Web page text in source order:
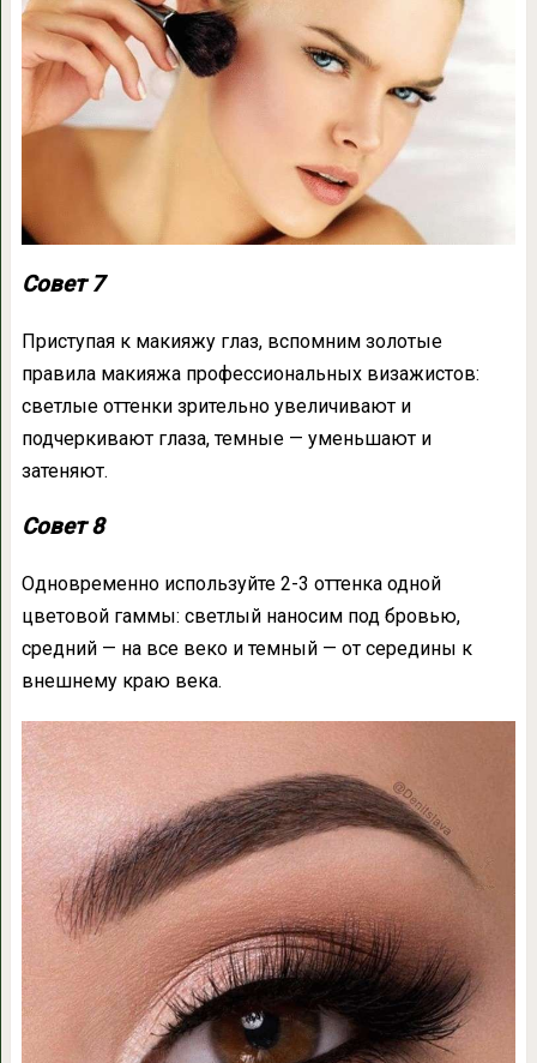
Совет 7
Приступая к макияжу глаз, вспомним золотые
правила макияжа профессиональных визажистов:
светлые оттенки зрительно увеличивают и
подчеркивают глаза, темные — уменьшают и
затеняют.
Совет 8
Одновременно используйте 2-3 оттенка одной
цветовой гаммы: светлый наносим под бровью,
средний — на все веко и темный — от середины к
внешнему краю века.